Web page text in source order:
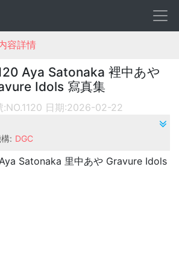
容詳情
Aya Satonaka 裡中あや
Idols 寫真集
日期:2026-02-22
: DGC